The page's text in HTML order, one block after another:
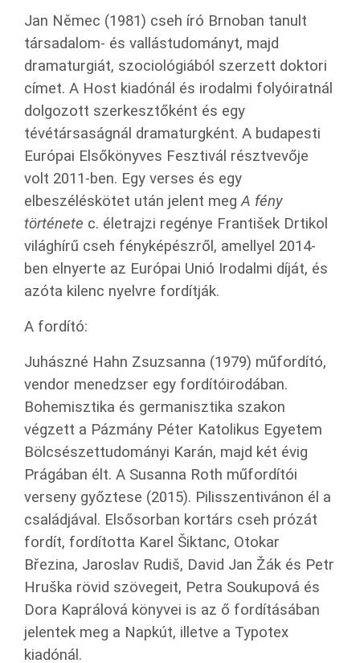
Jan Němec (1981) cseh író Brnoban tanult
társadalom- és vallástudományt, majd
dramaturgiát, szociológiából szerzett doktori
címet. A Host kiadónál és irodalmi folyóiratnál
dolgozott szerkesztőként és egy
tévétársaságnál dramaturgként. A budapesti
Európai Elsőkönyves Fesztivál résztvevője
volt 2011-ben. Egy verses és egy
elbeszéléskötet után jelent megA fény
története c. életrajzi regénye František Drtikol
világhírű cseh fényképészről, amellyel 2014-
ben elnyerte az Európai Unió Irodalmi díját, és
azóta kilenc nyelvre fordítják.
A fordító:
Juhászné Hahn Zsuzsanna (1979) műfordító,
vendor menedzser egy fordítóirodában.
Bohemisztika és germanisztika szakon
végzett a Pázmány Péter Katolikus Egyetem
Bölcsészettudományi Karán, majd két évig
Prágában élt. A Susanna Roth műfordítói
verseny győztese (2015). Pilisszentivánon él a
családjával. Elsősorban kortárs cseh prózát
fordít, fordította Karel Šiktanc, Otokar
Březina, Jaroslav Rudiš, David Jan Žák és Petr
Hruška rövid szövegeit, Petra Soukupová és
Dora Kaprálová könyvei is az ő fordításában
jelentek meg a Napkút, illetve a Typotex
kiadónál.